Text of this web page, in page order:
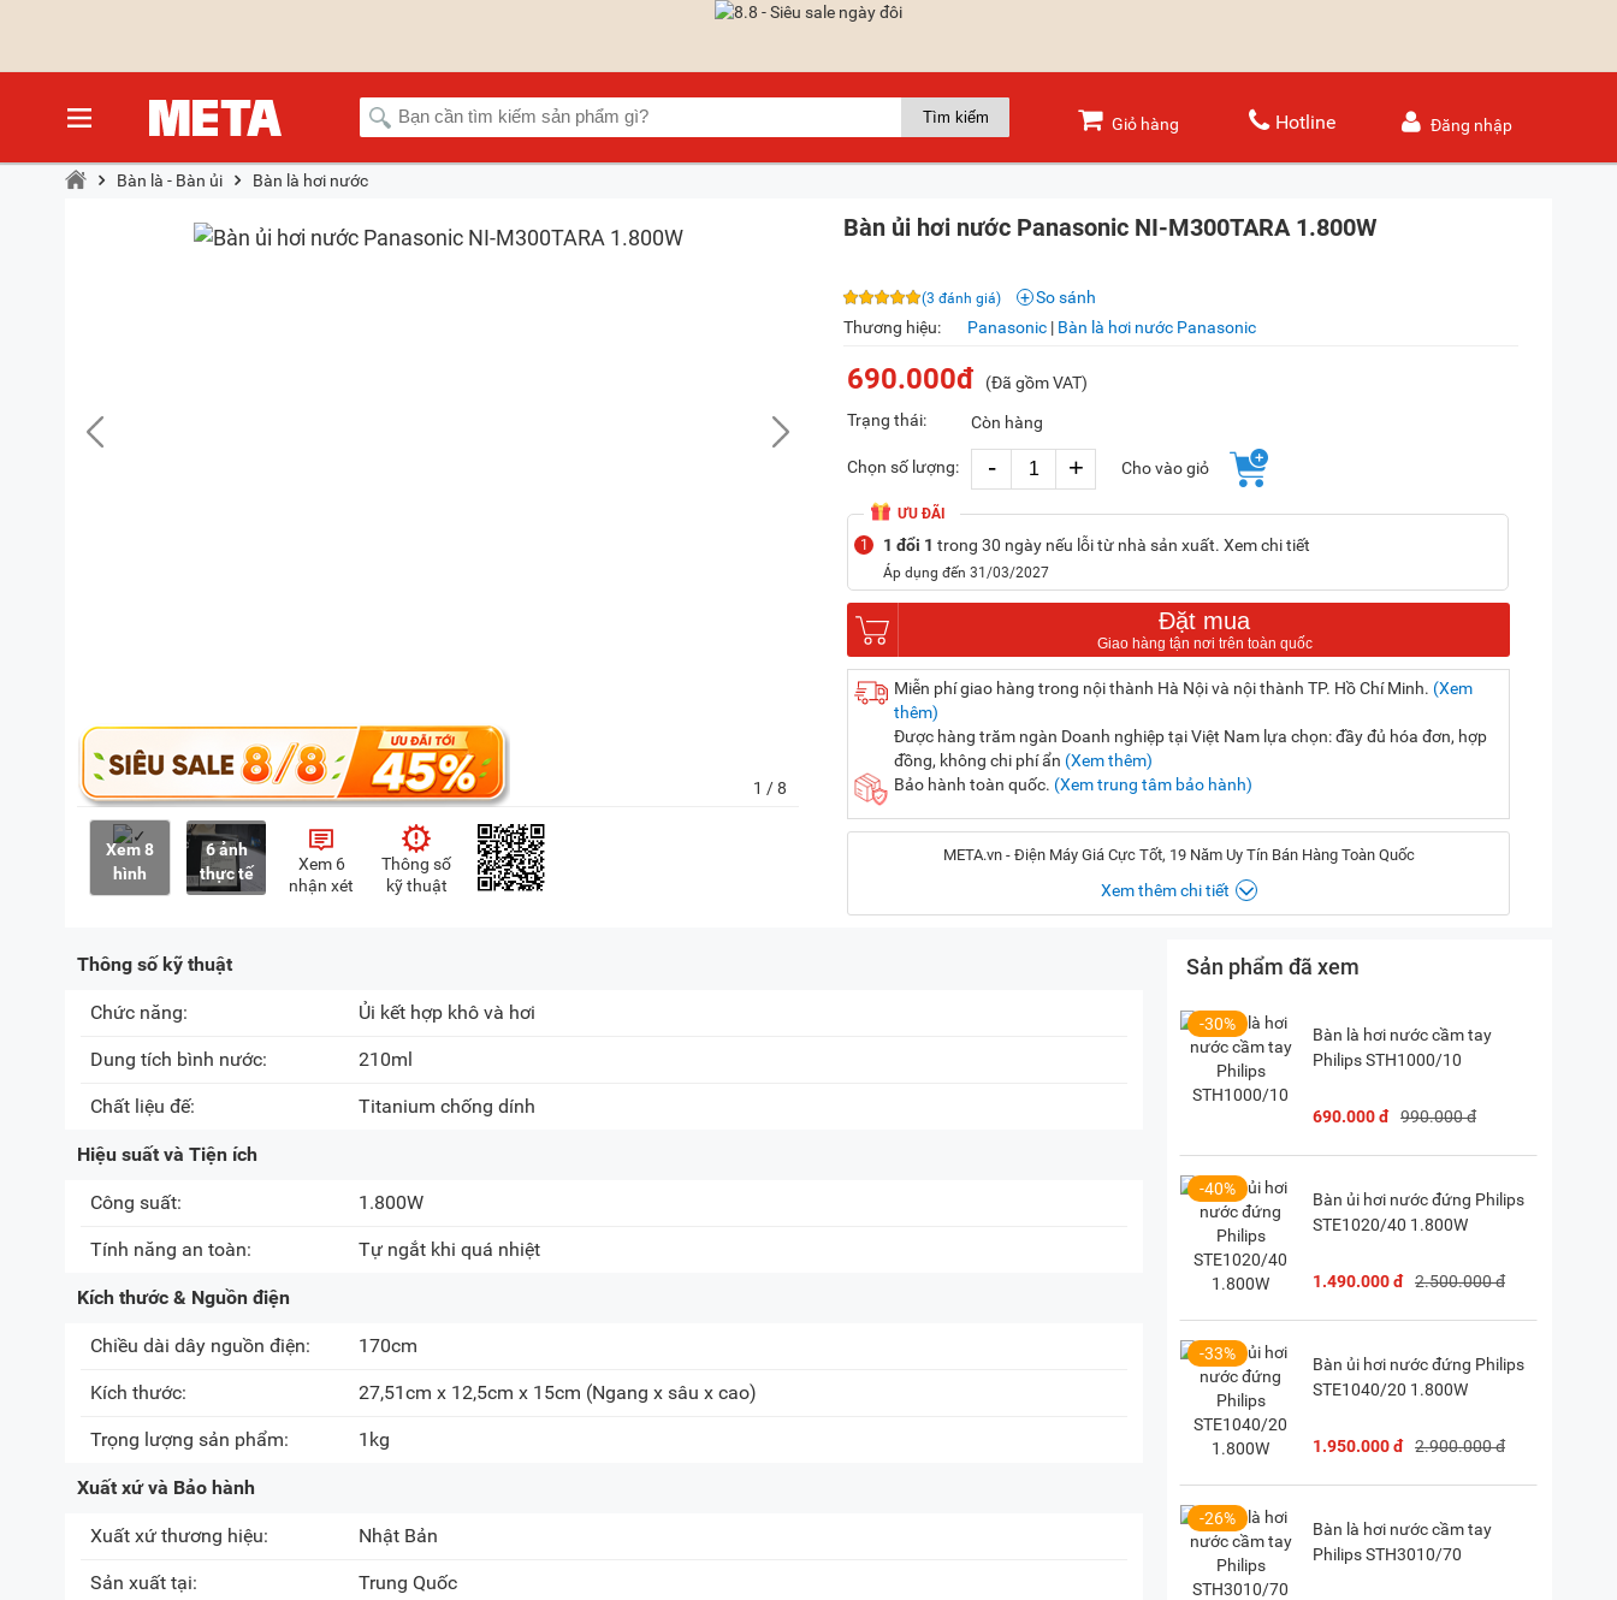
Giỏ hàng Hotline Đăng nhập
Bàn là - Bàn ủi Bàn là hơi nước
1 / 8
Xem 8
hình
6 ảnh
thực tế
Xem 6
nhận xét
Thông số
kỹ thuật
Bàn ủi hơi nước Panasonic NI-M300TARA 1.800W
(3 đánh giá)
So sánh
Thương hiệu:
Panasonic | Bàn là hơi nước Panasonic
690.000đ
(Đã gồm VAT)
Trạng thái:
Còn hàng
Chọn số lượng: - + Cho vào giỏ
ƯU ĐÃI
1
1 đổi 1 trong 30 ngày nếu lỗi từ nhà sản xuất. Xem chi tiết
Áp dụng đến 31/03/2027
Đặt mua
Miễn phí giao hàng trong nội thành Hà Nội và nội thành TP. Hồ Chí Minh. (Xem
thêm)
Được hàng trăm ngàn Doanh nghiệp tại Việt Nam lựa chọn: đầy đủ hóa đơn, hợp
đồng, không chi phí ẩn (Xem thêm)
Bảo hành toàn quốc. (Xem trung tâm bảo hành)
META.vn - Điện Máy Giá Cực Tốt, 19 Năm Uy Tín Bán Hàng Toàn Quốc
Xem thêm chi tiết
Địa chỉ:
Chỉ đường)
Chỉ đường)
716-718 Điện Biên Phủ, P. Vườn Lài, TP. HCM( Chỉ đường)
Thông số kỹ thuật
Chức năng: Ủi kết hợp khô và hơi
Dung tích bình nước: 210ml
Chất liệu đế: Titanium chống dính
Hiệu suất và Tiện ích
Công suất: 1.800W
Tính năng an toàn: Tự ngắt khi quá nhiệt
Kích thước & Nguồn điện
Chiều dài dây nguồn điện: 170cm
Kích thước: 27,51cm x 12,5cm x 15cm (Ngang x sâu x cao)
Trọng lượng sản phẩm: 1kg
Xuất xứ và Bảo hành
Xuất xứ thương hiệu: Nhật Bản
Sản xuất tại: Trung Quốc
Sản phẩm đã xem
-30%
Bàn là hơi nước cầm tay
Philips STH1000/10
690.000 đ 990.000 đ
-40%
Bàn ủi hơi nước đứng Philips
STE1020/40 1.800W
1.490.000 đ 2.500.000 đ
-33%
Bàn ủi hơi nước đứng Philips
STE1040/20 1.800W
1.950.000 đ 2.900.000 đ
-26%
Bàn là hơi nước cầm tay
Philips STH3010/70